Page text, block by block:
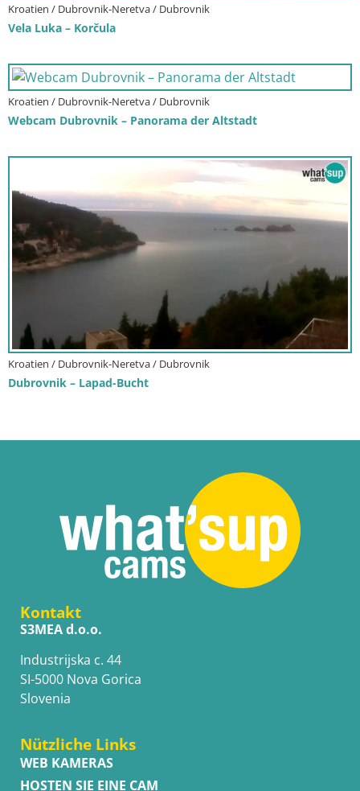
Kroatien / Dubrovnik-Neretva / Dubrovnik
Vela Luka – Korčula
Kroatien / Dubrovnik-Neretva / Dubrovnik
Webcam Dubrovnik – Panorama der Altstadt
Kroatien / Dubrovnik-Neretva / Dubrovnik
Dubrovnik – Lapad-Bucht
Kontakt
S3MEA d.o.o.
Industrijska c. 44
SI-5000 Nova Gorica
Slovenia
Nützliche Links
WEB KAMERAS
HOSTEN SIE EINE CAM